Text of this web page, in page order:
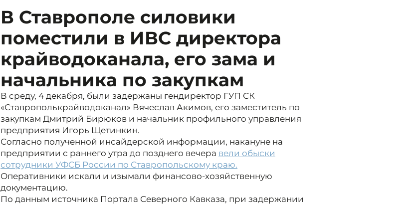
В Ставрополе силовики
поместили в ИВС директора
крайводоканала, его зама и
начальника по закупкам
В среду, 4 декабря, были задержаны гендиректор ГУП СК
«Ставрополькрайводоканал» Вячеслав Акимов, его заместитель по
закупкам Дмитрий Бирюков и начальник профильного управления
предприятия Игорь Щетинкин.
Согласно полученной инсайдерской информации, накануне на
предприятии с раннего утра до позднего вечера вели обыски
сотрудники УФСБ России по Ставропольскому краю.
Оперативники искали и изымали финансово-хозяйственную
документацию.
По данным источника Портала Северного Кавказа, при задержании